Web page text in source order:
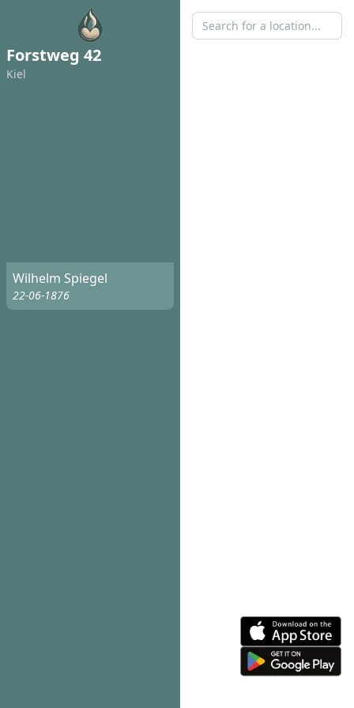
Forstweg 42
Kiel
Wilhelm Spiegel
22-06-1876